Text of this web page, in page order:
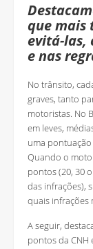
que mais
evitá-las,
e nas
No trânsito,
graves, tanto
motoristas. No
em leves,
uma
Quando o
pontos (20, 30
das infrações),
quais infrações
A seguir,
pontos da CNH